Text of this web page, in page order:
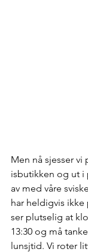
Men nå sjesser vi
isbutikken og ut i
av med våre
har heldigvis ikke
ser plutselig at
13:30 og må
lunsjtid. Vi roter